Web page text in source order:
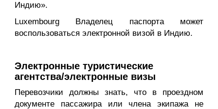
Индию».
Luxembourg Владелец паспорта может
воспользоваться электронной визой в Индию.
Электронные туристические
агентства/электронные визы
Перевозчики должны знать, что в проездном
документе пассажира или члена экипажа не